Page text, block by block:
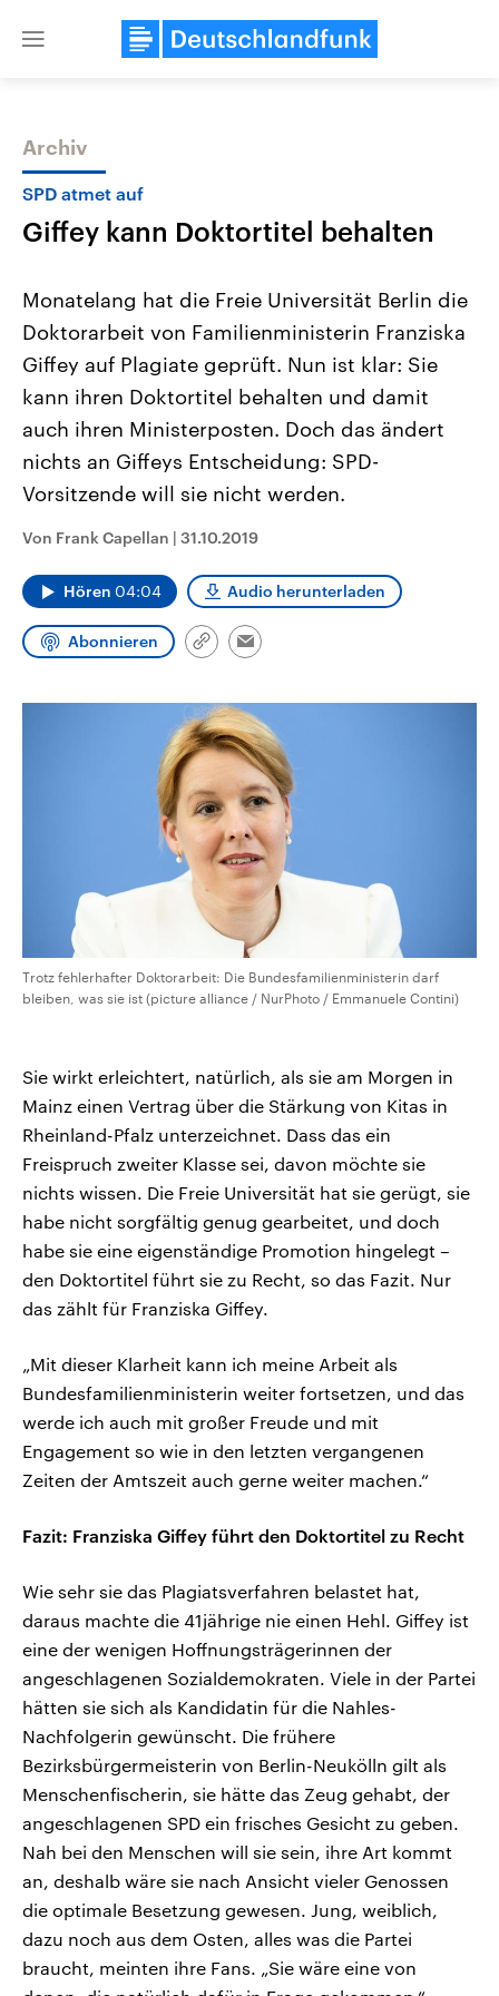
Close
Themen
Landtagswahl Sachsen-Anhalt
2026
Alle Informationen
Sachsen-Anhalt wählt am 6.
September 2026 einen neuen
Landtag. Seit 2021 wird das
Bundesland von einer Koalition aus
Umfragen, Prognosen,
Wahlprogramme, aktuelle Berichte
und Kandidaten der anstehenden
Wahl.
Aktuelle Beiträge,
Hintergründe
Wirtschaftlich und
gehören die Vereinigten
den mächtigsten Ländern
mit großem Einfluss auf
Archiv
SPD atmet auf
Giffey kann Doktortitel behalten
Monatelang hat die Freie Universität Berlin die
Doktorarbeit von Familienministerin Franziska
Giffey auf Plagiate geprüft. Nun ist klar: Sie
kann ihren Doktortitel behalten und damit
auch ihren Ministerposten. Doch das ändert
nichts an Giffeys Entscheidung: SPD-
Vorsitzende will sie nicht werden.
Von Frank Capellan | 31.10.2019
Hören 04:04 Audio herunterladen
Abonnieren
Link
Email
Trotz fehlerhafter Doktorarbeit: Die Bundesfamilienministerin darf
bleiben, was sie ist (picture alliance / NurPhoto / Emmanuele Contini)
Sie wirkt erleichtert, natürlich, als sie am Morgen in
Mainz einen Vertrag über die Stärkung von Kitas in
Rheinland-Pfalz unterzeichnet. Dass das ein
Freispruch zweiter Klasse sei, davon möchte sie
nichts wissen. Die Freie Universität hat sie gerügt, sie
habe nicht sorgfältig genug gearbeitet, und doch
habe sie eine eigenständige Promotion hingelegt –
den Doktortitel führt sie zu Recht, so das Fazit. Nur
das zählt für Franziska Giffey.
„Mit dieser Klarheit kann ich meine Arbeit als
Bundesfamilienministerin weiter fortsetzen, und das
werde ich auch mit großer Freude und mit
Engagement so wie in den letzten vergangenen
Zeiten der Amtszeit auch gerne weiter machen.“
Fazit: Franziska Giffey führt den Doktortitel zu Recht
Wie sehr sie das Plagiatsverfahren belastet hat,
daraus machte die 41jährige nie einen Hehl. Giffey ist
eine der wenigen Hoffnungsträgerinnen der
angeschlagenen Sozialdemokraten. Viele in der Partei
hätten sie sich als Kandidatin für die Nahles-
Nachfolgerin gewünscht. Die frühere
Bezirksbürgermeisterin von Berlin-Neukölln gilt als
Menschenfischerin, sie hätte das Zeug gehabt, der
angeschlagenen SPD ein frisches Gesicht zu geben.
Nah bei den Menschen will sie sein, ihre Art kommt
an, deshalb wäre sie nach Ansicht vieler Genossen
die optimale Besetzung gewesen. Jung, weiblich,
dazu noch aus dem Osten, alles was die Partei
braucht, meinten ihre Fans. „Sie wäre eine von